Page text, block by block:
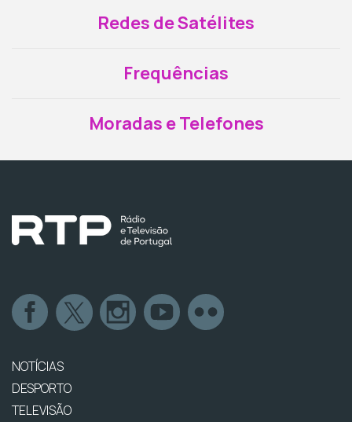
Redes de Satélites
Frequências
Moradas e Telefones
NOTÍCIAS
DESPORTO
TELEVISÃO